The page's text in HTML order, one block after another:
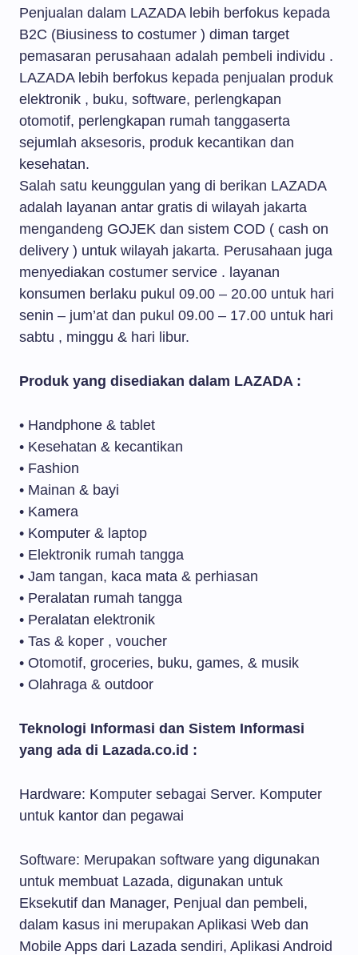
Penjualan dalam LAZADA lebih berfokus kepada
B2C (Biusiness to costumer ) diman target
pemasaran perusahaan adalah pembeli individu .
LAZADA lebih berfokus kepada penjualan produk
elektronik , buku, software, perlengkapan
otomotif, perlengkapan rumah tanggaserta
sejumlah aksesoris, produk kecantikan dan
kesehatan.
Salah satu keunggulan yang di berikan LAZADA
adalah layanan antar gratis di wilayah jakarta
mengandeng GOJEK dan sistem COD ( cash on
delivery ) untuk wilayah jakarta. Perusahaan juga
menyediakan costumer service . layanan
konsumen berlaku pukul 09.00 – 20.00 untuk hari
senin – jum’at dan pukul 09.00 – 17.00 untuk hari
sabtu , minggu & hari libur.
Produk yang disediakan dalam LAZADA :
• Handphone & tablet
• Kesehatan & kecantikan
• Fashion
• Mainan & bayi
• Kamera
• Komputer & laptop
• Elektronik rumah tangga
• Jam tangan, kaca mata & perhiasan
• Peralatan rumah tangga
• Peralatan elektronik
• Tas & koper , voucher
• Otomotif, groceries, buku, games, & musik
• Olahraga & outdoor
Teknologi Informasi dan Sistem Informasi
yang ada di Lazada.co.id :
Hardware: Komputer sebagai Server. Komputer
untuk kantor dan pegawai
Software: Merupakan software yang digunakan
untuk membuat Lazada, digunakan untuk
Eksekutif dan Manager, Penjual dan pembeli,
dalam kasus ini merupakan Aplikasi Web dan
Mobile Apps dari Lazada sendiri, Aplikasi Android